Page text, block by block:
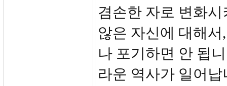
겸손한 자로 변화
않은 자신에 대해
나 포기하면 안 됩
라운 역사가 일어